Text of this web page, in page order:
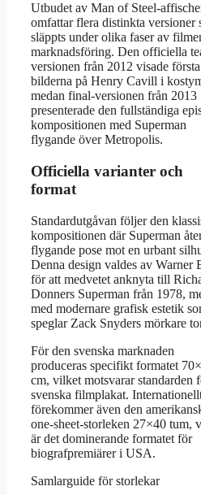
Utbudet av Man of Steel-
omfattar flera distinkta versioner
släppts under olika faser av
marknadsföring. Den officiella
versionen från 2012 visade första
bilderna på Henry Cavill i
medan final-versionen från 2013
presenterade den fullständiga
kompositionen med Superman
flygande över Metropolis.
Officiella varianter och
format
Standardutgåvan följer den
kompositionen där Superman
flygande pose mot en urbant
Denna design valdes av Warner
för att medvetet anknyta till
Donners Superman från 1978,
med modernare grafisk estetik
speglar Zack Snyders mörkare
För den svenska marknaden
produceras specifikt formatet
cm, vilket motsvarar standarden
svenska filmplakat.
förekommer även den
one-sheet-storleken 27×40 tum,
är det dominerande formatet för
biografpremiärer i USA.
Samlarguide för storlekar